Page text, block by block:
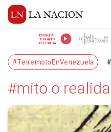
ESCUCHÁ
TU RADIO
PREFERIDA
#TerremotoEnVenezuela
#mito o